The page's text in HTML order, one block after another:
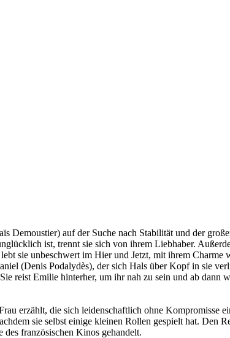
Demoustier) auf der Suche nach Stabilität und der
ist, trennt sie sich von ihrem Liebhaber.
sie unbeschwert im Hier und Jetzt, mit ihrem Charme
(Denis Podalydès), der sich Hals über Kopf in sie
reist Emilie hinterher, um ihr nah zu sein und ab dann
erzählt, die sich leidenschaftlich ohne Kompromisse
sie selbst einige kleinen Rollen gespielt hat. Den
französischen Kinos gehandelt.